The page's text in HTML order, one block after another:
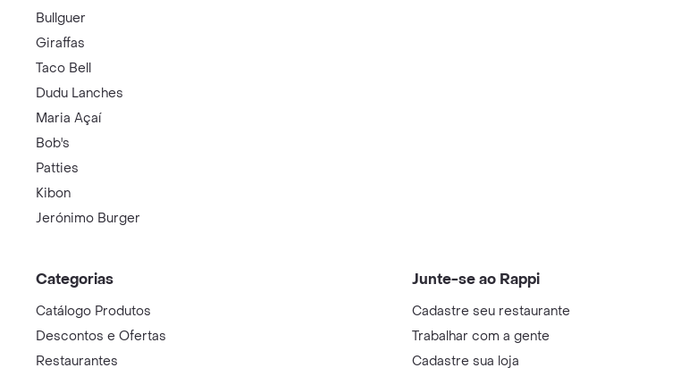
Bullguer
Giraffas
Taco Bell
Dudu Lanches
Maria Açaí
Bob's
Patties
Kibon
Jerónimo Burger
Categorias
Catálogo Produtos
Descontos e Ofertas
Restaurantes
Junte-se ao Rappi
Cadastre seu restaurante
Trabalhar com a gente
Cadastre sua loja